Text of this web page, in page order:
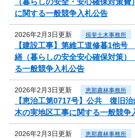
に関する一般競争入札公告
2026年2月3日更新 揖斐土木事務所
【建設工事】第維工道修暮1他
繕（暮らしの安全安心確保対策）
る一般競争入札公告
2026年2月3日更新 恵那農林事務所
【恵治工第0717号】公共 復旧
木の実地区工事に関する一般競争
2026年2月3日更新 恵那農林事務所